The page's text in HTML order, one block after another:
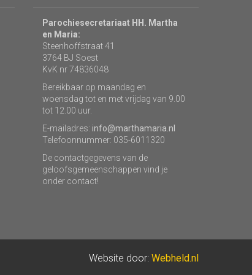
Parochiesecretariaat HH. Martha
en Maria:
Steenhoffstraat 41
3764 BJ Soest
KvK nr 74836048
Bereikbaar op maandag en
woensdag tot en met vrijdag van 9.00
tot 12.00 uur.
E-mailadres: info@marthamaria.nl
Telefoonnummer: 035-6011320
De contactgegevens van de
geloofsgemeenschappen vind je
onder contact!
Website door: Webheld.nl